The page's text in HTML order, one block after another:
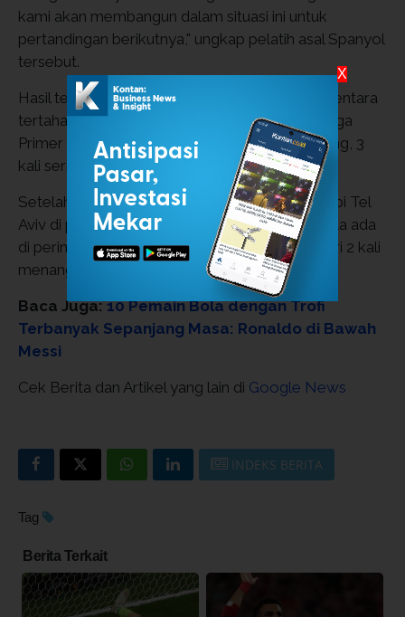
kami akan membangun dalam situasi ini untuk
pertandingan berikutnya," ungkap pelatih asal Spanyol
tersebut.
Hasil tersebut membuat Aston Villa untuk sementara
tertahan di peringkat ke-10 dalam klasemen Liga
Primer Inggris dengan 15 poin dari 4 kali menang, 3
kali seri, dan 3 kali kalah.
Setelah ini, Aston Villa akan menghadapi Macabi Tel
Aviv di pekan keempat Liga Europa. Saat ini Villa ada
di peringkat ke-10 klasemen dengan 6 poin dari 2 kali
menang dan 1 kali kalah.
Baca Juga:10 Pemain Bola dengan Trofi
Terbanyak Sepanjang Masa: Ronaldo di Bawah
Messi
Cek Berita dan Artikel yang lain di Google News
INDEKS BERITA
Tag
Berita Terkait
X